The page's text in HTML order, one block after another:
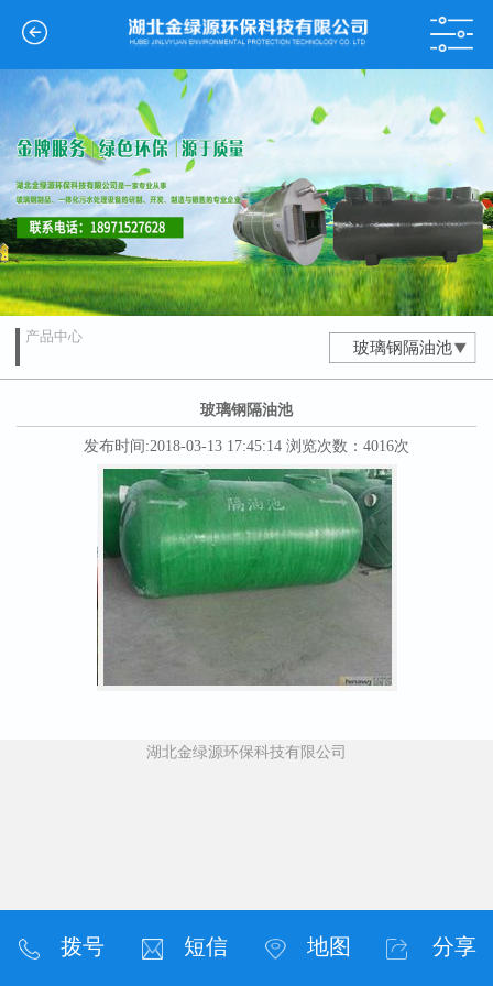
玻璃钢隔油池
产品中心
玻璃钢隔油池
发布时间:2018-03-13 17:45:14 浏览次数：4016次
湖北金绿源环保科技有限公司
拨号 短信 地图 分享